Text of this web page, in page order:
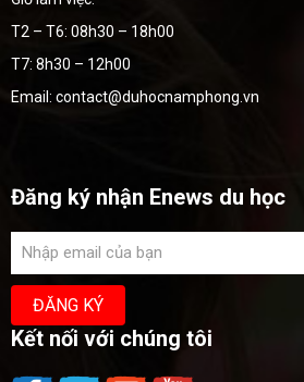
T2 – T6: 08h30 – 18h00
T7: 8h30 – 12h00
Email: contact@duhocnamphong.vn
Đăng ký nhận Enews du học
Kết nối với chúng tôi